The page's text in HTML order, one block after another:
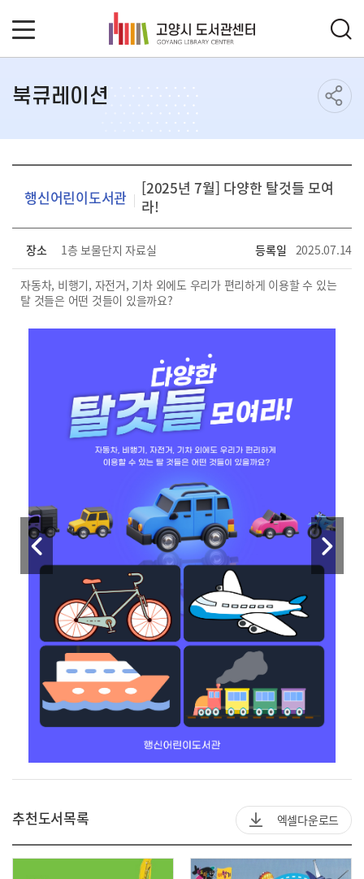
북큐레이션
행신어린이도서관
[2025년 7월] 다양한 탈것들 모여
라!
장소 1층 보물단지 자료실 등록일 2025.07.14
자동차, 비행기, 자전거, 기차 외에도 우리가 편리하게 이용할 수 있는
탈 것들은 어떤 것들이 있을까요?
추천도서목록 엑셀다운로드